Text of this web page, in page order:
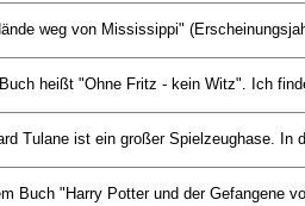
weg von Mississippi"
heißt "Ohne Fritz - kein Witz". Ich
Tulane ist ein großer Spielzeughase. In
Buch "Harry Potter und der Gefangene